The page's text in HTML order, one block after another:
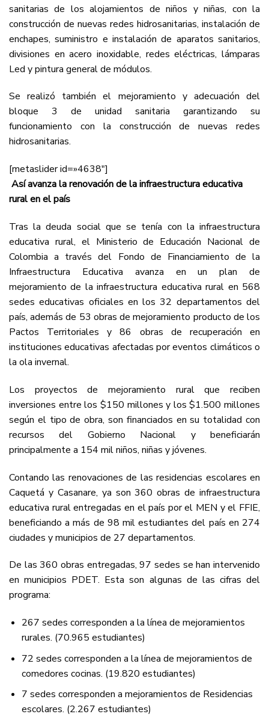
sanitarias de los alojamientos de niños y niñas, con la
construcción de nuevas redes hidrosanitarias, instalación de
enchapes, suministro e instalación de aparatos sanitarios,
divisiones en acero inoxidable, redes eléctricas, lámparas
Led y pintura general de módulos.
Se realizó también el mejoramiento y adecuación del
bloque 3 de unidad sanitaria garantizando su
funcionamiento con la construcción de nuevas redes
hidrosanitarias.
[metaslider id=»4638″]
Así avanza larenovación de lainfraestructura educativa
rural en el país
Tras la deuda social que se tenía con la infraestructura
educativa rural, el Ministerio de Educación Nacional de
Colombia a través del Fondo de Financiamiento de la
Infraestructura Educativa avanza en un plan de
mejoramiento de la infraestructura educativa rural en 568
sedes educativas oficiales en los 32 departamentos del
país, además de 53 obras de mejoramiento producto de los
Pactos Territoriales y 86 obras de recuperación en
instituciones educativas afectadas por eventos climáticos o
la ola invernal.
Los proyectos de mejoramiento rural que reciben
inversiones entre los $150 millones y los $1.500 millones
según el tipo de obra, son financiados en su totalidad con
recursos del Gobierno Nacional y beneficiarán
principalmente a 154 mil niños, niñas y jóvenes.
Contando las renovaciones de las residencias escolares en
Caquetá y Casanare, ya son 360 obras de infraestructura
educativa rural entregadas en el país por el MEN y el FFIE,
beneficiando a más de 98 mil estudiantes del país en 274
ciudades y municipios de 27 departamentos.
De las 360 obras entregadas, 97 sedes se han intervenido
en municipios PDET. Esta son algunas de las cifras del
programa:
267 sedes corresponden a la línea de mejoramientos
rurales. (70.965 estudiantes)
72 sedes corresponden a la línea de mejoramientos de
comedores cocinas. (19.820 estudiantes)
7 sedes corresponden a mejoramientos de Residencias
escolares. (2.267 estudiantes)